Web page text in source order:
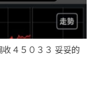
４５０３３ 妥妥的